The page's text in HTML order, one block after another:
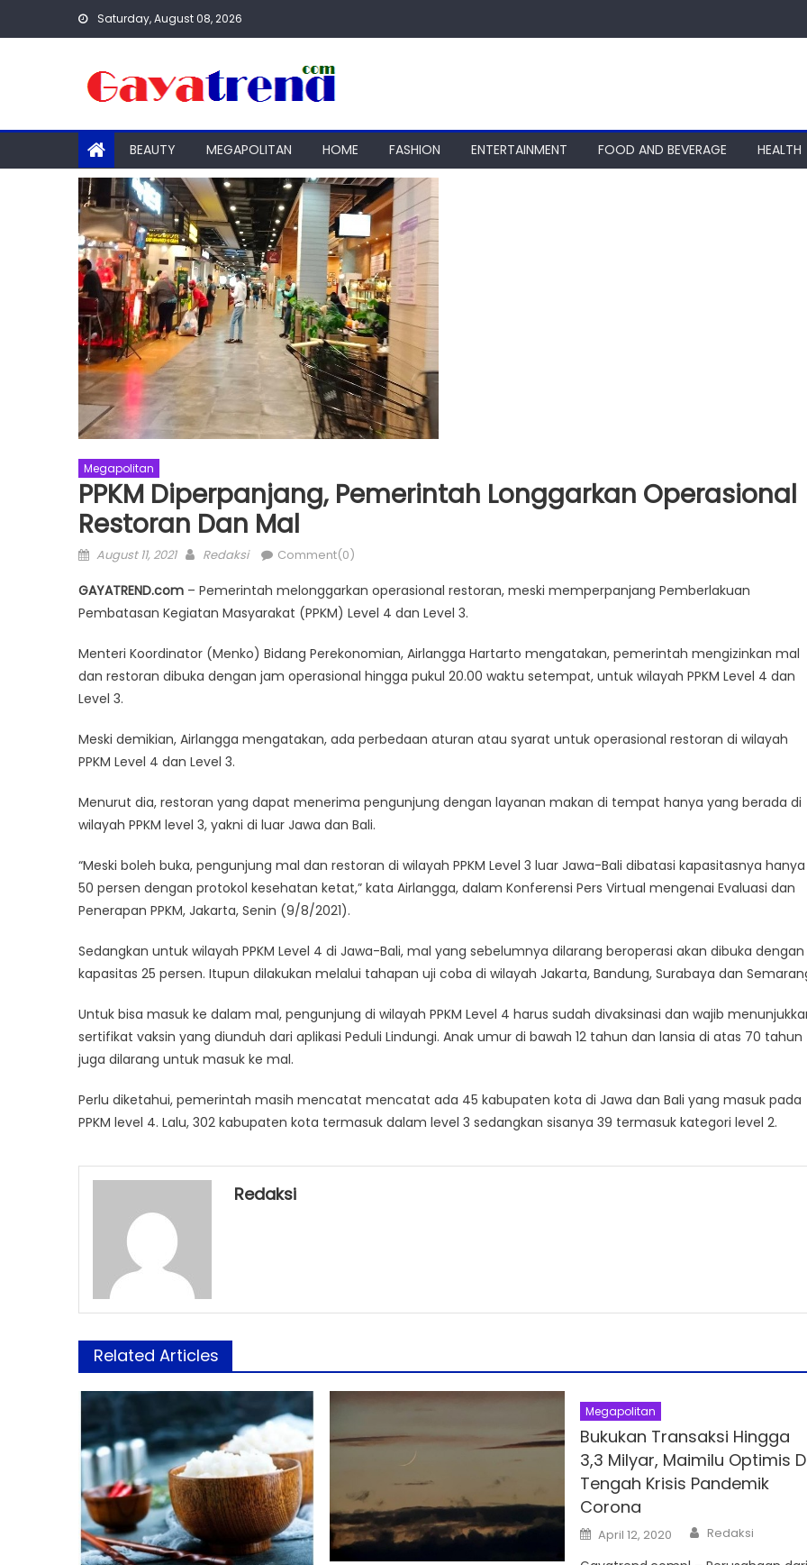
Saturday, August 08, 2026
BEAUTY MEGAPOLITAN HOME FASHION ENTERTAINMENT FOOD AND BEVERAGE HEALTH
Megapolitan
PPKM Diperpanjang, Pemerintah Longgarkan Operasional
Restoran Dan Mal
Posted
August 11, 2021 Author
Redaksi Comment(0)
GAYATREND.com – Pemerintah melonggarkan operasional restoran, meski memperpanjang Pemberlakuan
Pembatasan Kegiatan Masyarakat (PPKM) Level 4 dan Level 3.
Menteri Koordinator (Menko) Bidang Perekonomian, Airlangga Hartarto mengatakan, pemerintah mengizinkan mal
dan restoran dibuka dengan jam operasional hingga pukul 20.00 waktu setempat, untuk wilayah PPKM Level 4 dan
Level 3.
Meski demikian, Airlangga mengatakan, ada perbedaan aturan atau syarat untuk operasional restoran di wilayah
PPKM Level 4 dan Level 3.
Menurut dia, restoran yang dapat menerima pengunjung dengan layanan makan di tempat hanya yang berada di
wilayah PPKM level 3, yakni di luar Jawa dan Bali.
“Meski boleh buka, pengunjung mal dan restoran di wilayah PPKM Level 3 luar Jawa-Bali dibatasi kapasitasnya hanya
50 persen dengan protokol kesehatan ketat,” kata Airlangga, dalam Konferensi Pers Virtual mengenai Evaluasi dan
Penerapan PPKM, Jakarta, Senin (9/8/2021).
Sedangkan untuk wilayah PPKM Level 4 di Jawa-Bali, mal yang sebelumnya dilarang beroperasi akan dibuka dengan
kapasitas 25 persen. Itupun dilakukan melalui tahapan uji coba di wilayah Jakarta, Bandung, Surabaya dan
Untuk bisa masuk ke dalam mal, pengunjung di wilayah PPKM Level 4 harus sudah divaksinasi dan wajib
sertifikat vaksin yang diunduh dari aplikasi Peduli Lindungi. Anak umur di bawah 12 tahun dan lansia di atas 70 tahun
juga dilarang untuk masuk ke mal.
Perlu diketahui, pemerintah masih mencatat mencatat ada 45 kabupaten kota di Jawa dan Bali yang masuk pada
PPKM level 4. Lalu, 302 kabupaten kota termasuk dalam level 3 sedangkan sisanya 39 termasuk kategori level 2.
Redaksi
Related Articles
Megapolitan
Bukukan Transaksi Hingga
3,3 Milyar, Maimilu Optimis
Tengah Krisis Pandemik
Corona
Posted
on
April 12, 2020 Author
Redaksi